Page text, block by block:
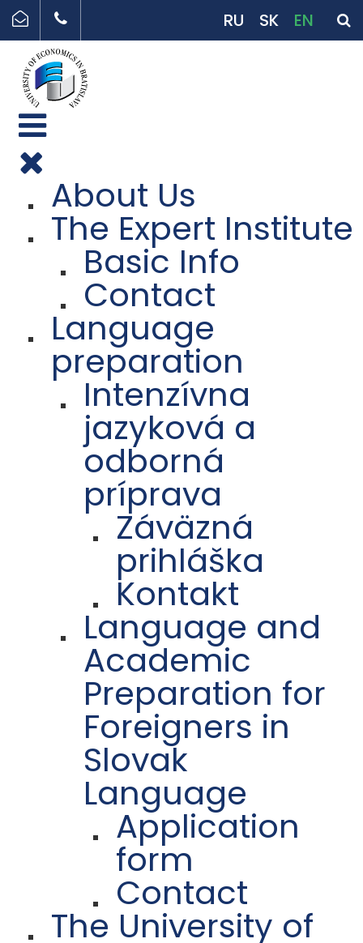
RU SK EN
About Us
The Expert Institute
Basic Info
Contact
Language
preparation
Intenzívna
jazyková a
odborná
príprava
Záväzná
prihláška
Kontakt
Language and
Academic
Preparation for
Foreigners in
Slovak
Language
Application
form
Contact
The University of